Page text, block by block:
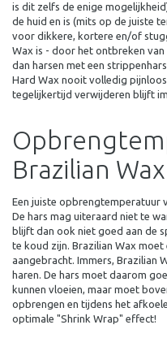
is dit zelfs de enige
de huid en is (mits op de juiste
voor dikkere, kortere en/of
Wax is - door het ontbreken
dan harsen met een
Hard Wax nooit volledig
tegelijkertijd verwijderen blijft
Brazilian
Een juiste opbrengtemperatuur
De hars mag uiteraard niet te
blijft dan ook niet goed aan de
te koud zijn. Brazilian Wax
aangebracht. Immers, Brazilian
haren. De hars moet daarom
kunnen vloeien, maar moet
opbrengen en tijdens het
optimale "Shrink Wrap" effect!